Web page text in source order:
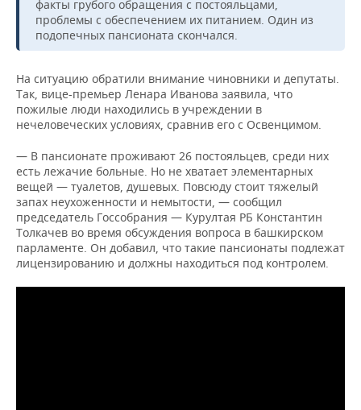
факты грубого обращения с постояльцами,
проблемы с обеспечением их питанием. Один из
подопечных пансионата скончался.
На ситуацию обратили внимание чиновники и депутаты.
Так, вице-премьер Ленара Иванова заявила, что
пожилые люди находились в учреждении в
нечеловеческих условиях, сравнив его с Освенцимом.
— В пансионате проживают 26 постояльцев, среди них
есть лежачие больные. Но не хватает элементарных
вещей — туалетов, душевых. Повсюду стоит тяжелый
запах неухоженности и немытости, — сообщил
председатель Госсобрания — Курултая РБ Константин
Толкачев во время обсуждения вопроса в башкирском
парламенте. Он добавил, что такие пансионаты подлежат
лицензированию и должны находиться под контролем.